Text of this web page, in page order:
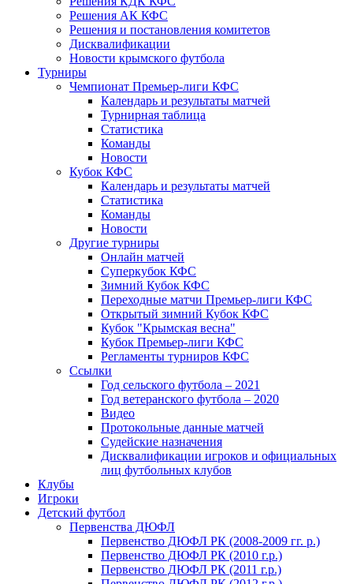
Решения АК КФС
Решения и постановления комитетов
Дисквалификации
Новости крымского футбола
Турниры
Чемпионат Премьер-лиги КФС
Календарь и результаты матчей
Турнирная таблица
Статистика
Команды
Новости
Кубок КФС
Календарь и результаты матчей
Статистика
Команды
Новости
Другие турниры
Онлайн матчей
Суперкубок КФС
Зимний Кубок КФС
Переходные матчи Премьер-лиги КФС
Открытый зимний Кубок КФС
Кубок "Крымская весна"
Кубок Премьер-лиги КФС
Регламенты турниров КФС
Ссылки
Год сельского футбола – 2021
Год ветеранского футбола – 2020
Видео
Протокольные данные матчей
Судейские назначения
Дисквалификации игроков и официальных
лиц футбольных клубов
Клубы
Игроки
Детский футбол
Первенства ДЮФЛ
Первенство ДЮФЛ РК (2008-2009 гг. р.)
Первенство ДЮФЛ РК (2010 г.р.)
Первенство ДЮФЛ РК (2011 г.р.)